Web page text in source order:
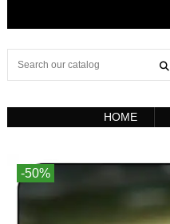
HOME
-50%